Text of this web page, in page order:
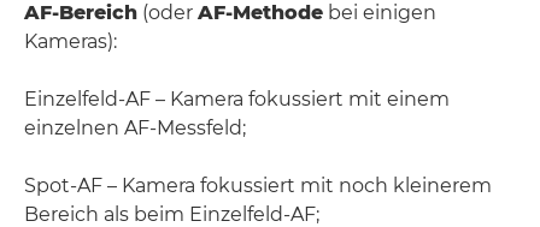
AF-Bereich (oder AF-Methode bei einigen
Kameras):
Einzelfeld-AF – Kamera fokussiert mit einem
einzelnen AF-Messfeld;
Spot-AF – Kamera fokussiert mit noch kleinerem
Bereich als beim Einzelfeld-AF;